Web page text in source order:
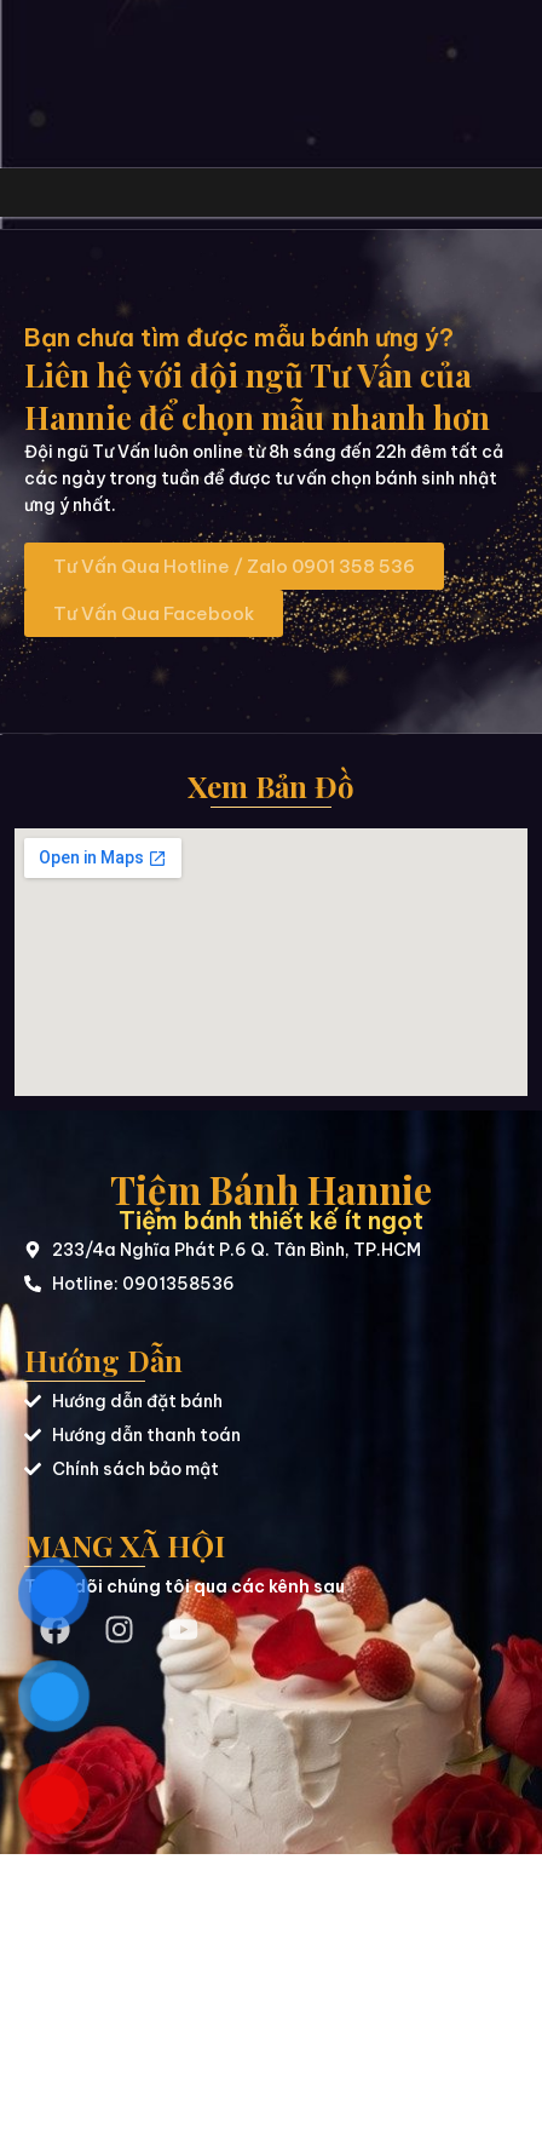
Bạn chưa tìm được mẫu bánh ưng ý?
Liên hệ với đội ngũ Tư Vấn của
Hannie để chọn mẫu nhanh hơn
Đội ngũ Tư Vấn luôn online từ 8h sáng đến 22h đêm tất cả
các ngày trong tuần để được tư vấn chọn bánh sinh nhật
ưng ý nhất.
Tư Vấn Qua Hotline / Zalo 0901 358 536
Tư Vấn Qua Facebook
Xem Bản Đồ
Tiệm Bánh Hannie
Tiệm bánh thiết kế ít ngọt
233/4a Nghĩa Phát P.6 Q. Tân Bình, TP.HCM
Hotline: 0901358536
Hướng Dẫn
Hướng dẫn đặt bánh
Hướng dẫn thanh toán
Chính sách bảo mật
MẠNG XÃ HỘI
Theo dõi chúng tôi qua các kênh sau